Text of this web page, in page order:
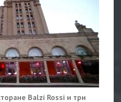
Balzi Rossi и три